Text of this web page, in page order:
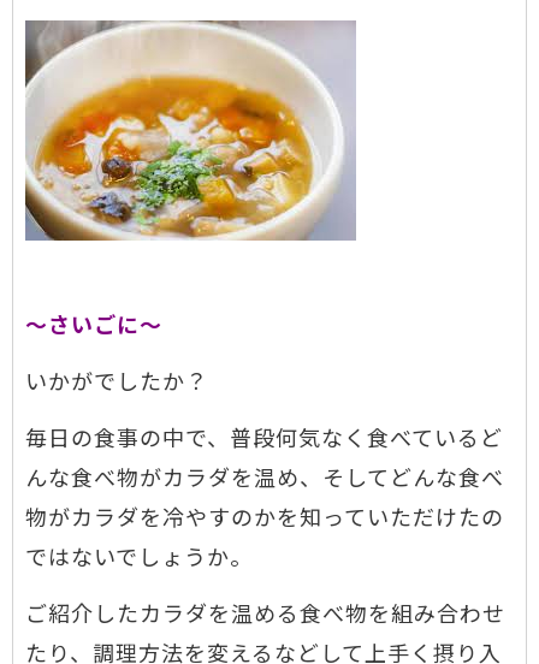
～さいごに～
いかがでしたか？
毎日の食事の中で、普段何気なく食べているど
んな食べ物がカラダを温め、そしてどんな食べ
物がカラダを冷やすのかを知っていただけたの
ではないでしょうか。
ご紹介したカラダを温める食べ物を組み合わせ
たり、調理方法を変えるなどして上手く摂り入